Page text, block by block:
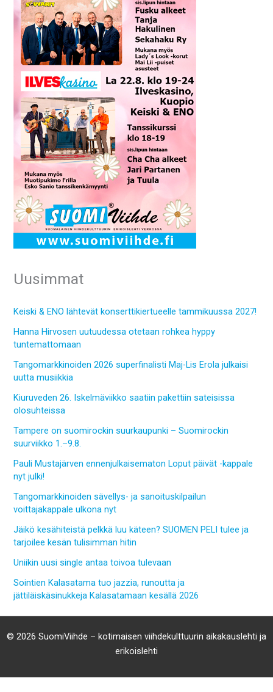
Uusimmat
Keiski & ENO lähtevät konserttikiertueelle tammikuussa 2027!
Hanna Hirvosen uutuudessa otetaan rohkea hyppy
tuntemattomaan
Tangomarkkinoiden 2026 superfinalisti Maj-Lis Erola julkaisi
uutta musiikkia
Kiuruveden 26. Iskelmäviikko saatiin pakettiin sateisissa
olosuhteissa
Tampere on suomirockin suurkaupunki – Suomirockin
suurviikko 1.–9.8.
Pauli Mustajärven ennenjulkaisematon Loput päivät -kappale
nyt julki!
Tangomarkkinoiden sävellys- ja sanoituskilpailun
voittajakappale ulkona nyt
Jäikö kesähiteistä pelkkä luu käteen? SUOMEN PELI tulee ja
tarjoilee kesän tulisimman hitin
Uniikin uusi single antaa toivoa tulevaan
Sointien Kalasatama tuo jazzia, runoutta ja
jättiläiskäsinukkeja Kalasatamaan kesällä 2026
© 2026 SuomiViihde – kotimaisen viihdekulttuurin aikakauslehti ja
erikoislehti